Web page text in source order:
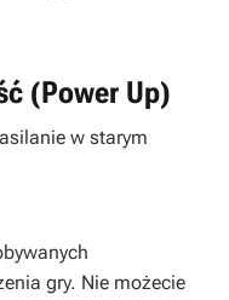
(Power Up)
w starym
gry. Nie możecie